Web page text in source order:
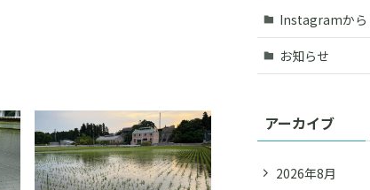
Instagramから
お知らせ
アーカイブ
2026年8月